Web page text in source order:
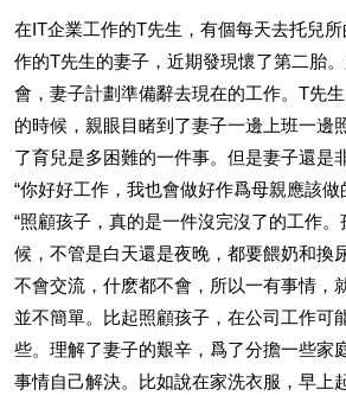
在IT企業工作的T先生，有個每天去托兒
作的T先生的妻子，近期發現懷了第二胎
會，妻子計劃準備辭去現在的工作。T先
的時候，親眼目睹到了妻子一邊上班一邊
了育兒是多困難的一件事。但是妻子還是
“你好好工作，我也會做好作爲母親應該做
“照顧孩子，真的是一件沒完沒了的工作
候，不管是白天還是夜晚，都要餵奶和換
不會交流，什麽都不會，所以一有事情，
並不簡單。比起照顧孩子，在公司工作可
些。理解了妻子的艱辛，爲了分擔一些家
事情自己解決。比如說在家洗衣服，早上